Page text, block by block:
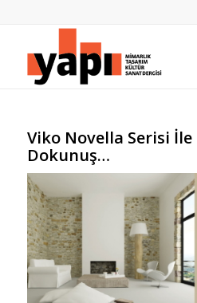
Viko Novella Serisi İle
Dokunuş…